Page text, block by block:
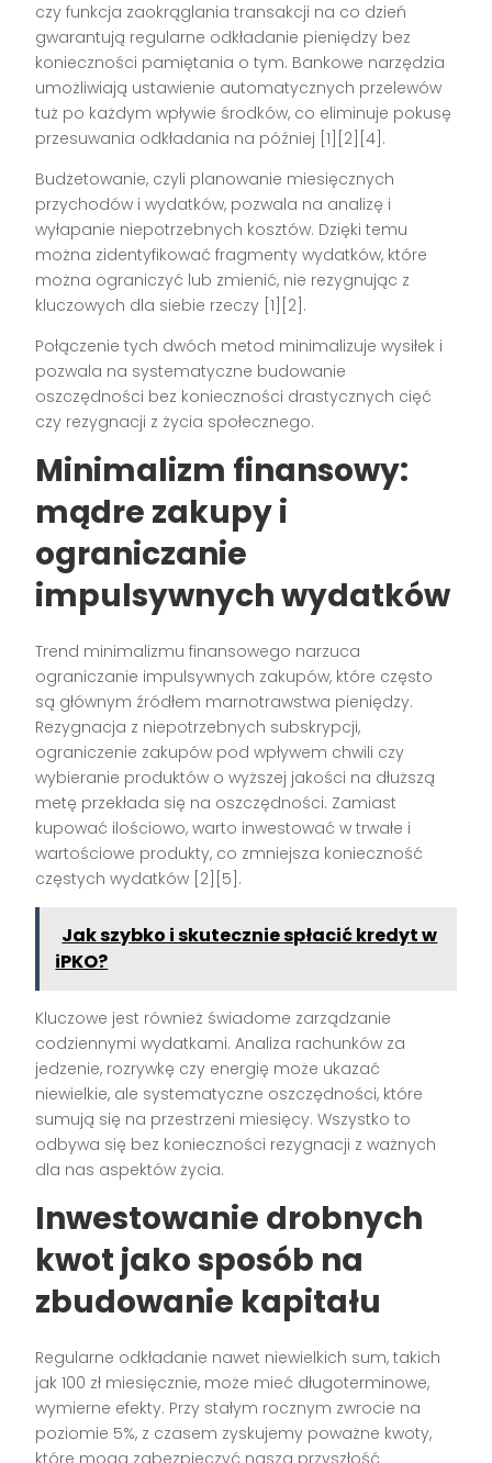
czy funkcja zaokrąglania transakcji na co dzień
gwarantują regularne odkładanie pieniędzy bez
konieczności pamiętania o tym. Bankowe narzędzia
umożliwiają ustawienie automatycznych przelewów
tuż po każdym wpływie środków, co eliminuje pokusę
przesuwania odkładania na później [1][2][4].
Budżetowanie, czyli planowanie miesięcznych
przychodów i wydatków, pozwala na analizę i
wyłapanie niepotrzebnych kosztów. Dzięki temu
można zidentyfikować fragmenty wydatków, które
można ograniczyć lub zmienić, nie rezygnując z
kluczowych dla siebie rzeczy [1][2].
Połączenie tych dwóch metod minimalizuje wysiłek i
pozwala na systematyczne budowanie
oszczędności bez konieczności drastycznych cięć
czy rezygnacji z życia społecznego.
Minimalizm finansowy:
mądre zakupy i
ograniczanie
impulsywnych wydatków
Trend minimalizmu finansowego narzuca
ograniczanie impulsywnych zakupów, które często
są głównym źródłem marnotrawstwa pieniędzy.
Rezygnacja z niepotrzebnych subskrypcji,
ograniczenie zakupów pod wpływem chwili czy
wybieranie produktów o wyższej jakości na dłuższą
metę przekłada się na oszczędności. Zamiast
kupować ilościowo, warto inwestować w trwałe i
wartościowe produkty, co zmniejsza konieczność
częstych wydatków [2][5].
Jak szybko i skutecznie spłacić kredyt w
iPKO?
Kluczowe jest również świadome zarządzanie
codziennymi wydatkami. Analiza rachunków za
jedzenie, rozrywkę czy energię może ukazać
niewielkie, ale systematyczne oszczędności, które
sumują się na przestrzeni miesięcy. Wszystko to
odbywa się bez konieczności rezygnacji z ważnych
dla nas aspektów życia.
Inwestowanie drobnych
kwot jako sposób na
zbudowanie kapitału
Regularne odkładanie nawet niewielkich sum, takich
jak 100 zł miesięcznie, może mieć długoterminowe,
wymierne efekty. Przy stałym rocznym zwrocie na
poziomie 5%, z czasem zyskujemy poważne kwoty,